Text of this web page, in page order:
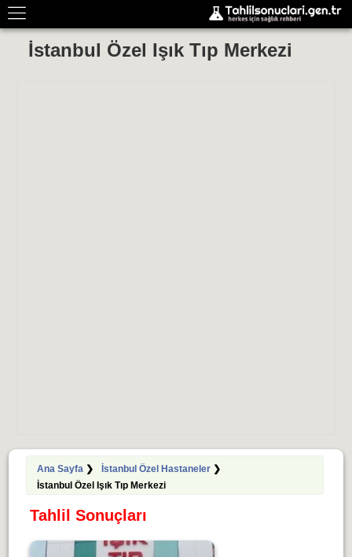
İstanbul Özel Işık Tıp Merkezi
Ana Sayfa❯ İstanbul Özel Hastaneler❯
İstanbul Özel Işık Tıp Merkezi
Tahlil Sonuçları